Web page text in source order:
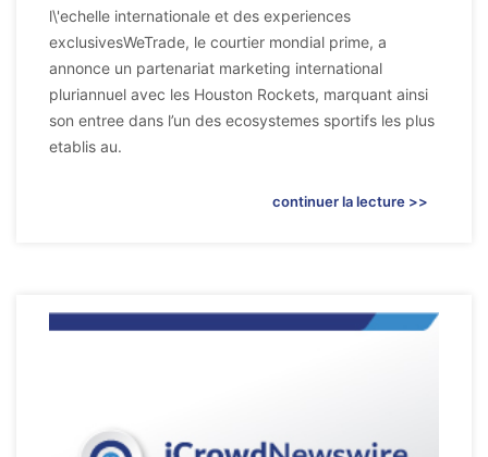
l\'echelle internationale et des experiences
exclusivesWeTrade, le courtier mondial prime, a
annonce un partenariat marketing international
pluriannuel avec les Houston Rockets, marquant ainsi
son entree dans l’un des ecosystemes sportifs les plus
etablis au.
continuer la lecture >>